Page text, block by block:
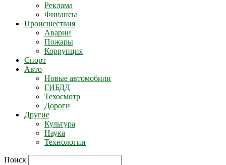
Реклама
Финансы
Происшествия
Аварии
Пожары
Коррупция
Спорт
Авто
Новые автомобили
ГИБДД
Техосмотр
Дороги
Другие
Культура
Наука
Технологии
Поиск